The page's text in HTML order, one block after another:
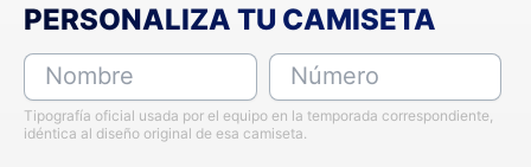
PERSONALIZA TU CAMISETA
Nombre Número
Tipografía oficial usada por el equipo en la temporada correspondiente,
idéntica al diseño original de esa camiseta.